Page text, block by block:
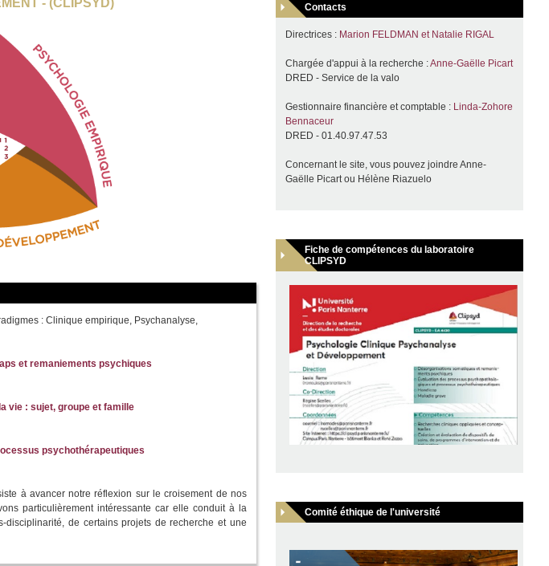
: Clinique empirique, Psychanalyse,
et remaniements psychiques
vie : sujet, groupe et famille
psychothérapeutiques
à avancer notre réflexion sur le croisement de nos
particulièrement intéressante car elle conduit à la
disciplinarité, de certains projets de recherche et une
Contacts
Directrices : Marion FELDMAN et Natalie RIGAL
Chargée d'appui à la recherche :Anne-Gaëlle Picart
DRED - Service de la valo
Gestionnaire financière et comptable : Linda-Zohore
Bennaceur
DRED - 01.40.97.47.53
Concernant le site, vous pouvez joindre Anne-
Gaëlle Picart ou Hélène Riazuelo
Fiche de compétences du laboratoire
CLIPSYD
Comité éthique de l'université